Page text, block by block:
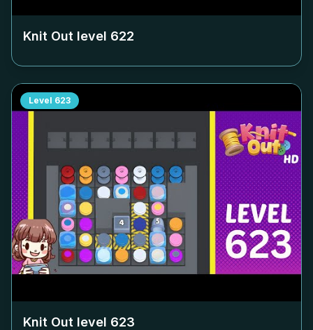
Knit Out level 622
Level 623
Knit Out level 623